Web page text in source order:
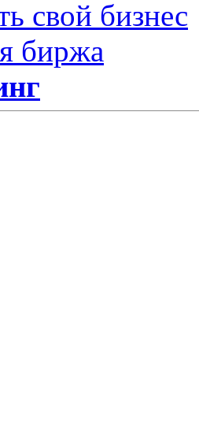
свой бизнес
биржа